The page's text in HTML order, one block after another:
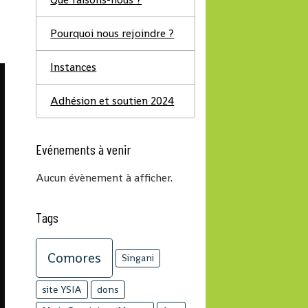
Pourquoi nous rejoindre ?
Instances
Adhésion et soutien 2024
Evénements à venir
Aucun évènement à afficher.
Tags
Comores Singani
site YSIA
dons